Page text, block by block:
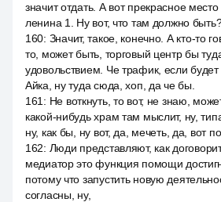
значит отдать. А вот прекрасное
ленина 1. Ну вот, что там должно
160: Значит, такое, конечно. А кто-то
то, может быть, торговый центр бы
удовольствием. Че трафик, если
Айка, ну туда сюда, хоп, да че бы.
161 : Не воткнуть, то вот, не знаю,
какой-нибудь храм там мыслит, ну,
ну, как бы, ну вот, да, мечеть, да, вот
162: Люди представляют, как
медиатор это функция помощи
потому что запустить новую
согласны, ну,